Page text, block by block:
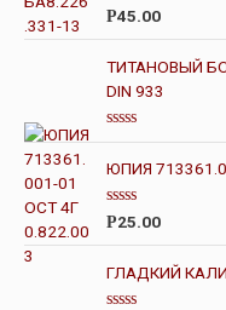
и
з
О
е
н
к
а
и
з
Р45.00
ТИТАНОВЫЙ
DIN 933
О
е
н
к
а
и
з
5
ЮПИЯ
О
е
н
к
а
Р25.00
ГЛАДКИЙ